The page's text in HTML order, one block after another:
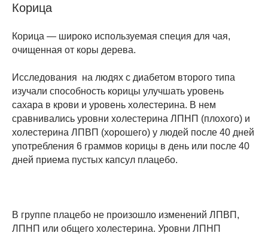
Корица
Корица — широко используемая специя для чая,
очищенная от коры дерева.
Исследования на людях с диабетом второго типа
изучали способность корицы улучшать уровень
сахара в крови и уровень холестерина. В нем
сравнивались уровни холестерина ЛПНП (плохого) и
холестерина ЛПВП (хорошего) у людей после 40 дней
употребления 6 граммов корицы в день или после 40
дней приема пустых капсул плацебо.
В группе плацебо не произошло изменений ЛПВП,
ЛПНП или общего холестерина. Уровни ЛПНП